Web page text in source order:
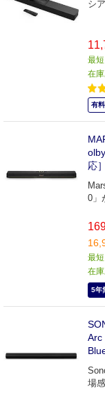
シ
最
在庫
有
応
0」
最
在庫
5年
Arc
場